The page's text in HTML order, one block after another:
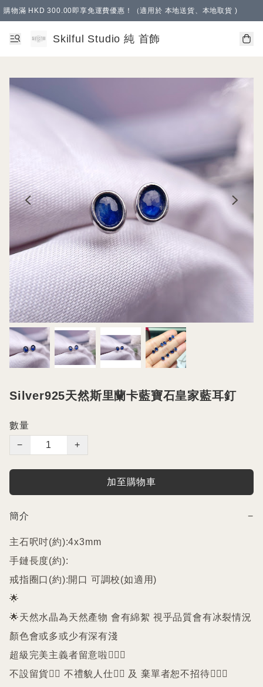
購物滿 HKD 300.00即享免運費優惠！（適用於 本地送貨、本地取貨 )
Skilful Studio 純 首飾
Silver925天然斯里蘭卡藍寶石皇家藍耳釘
數量
−
+
加至購物車
簡介 −
主石呎吋(約):4x3mm
手鏈長度(約):
戒指圈口(約):開口 可調校(如適用)
🌟
🌟天然水晶為天然產物 會有綿絮 視乎品質會有冰裂情況
顏色會或多或少有深有淺
超級完美主義者留意啦🙇🏻‍♀️
不設留貨🙅‍♀️ 不禮貌人仕🙅‍♀️ 及 棄單者恕不招待🙇🏻‍♀️